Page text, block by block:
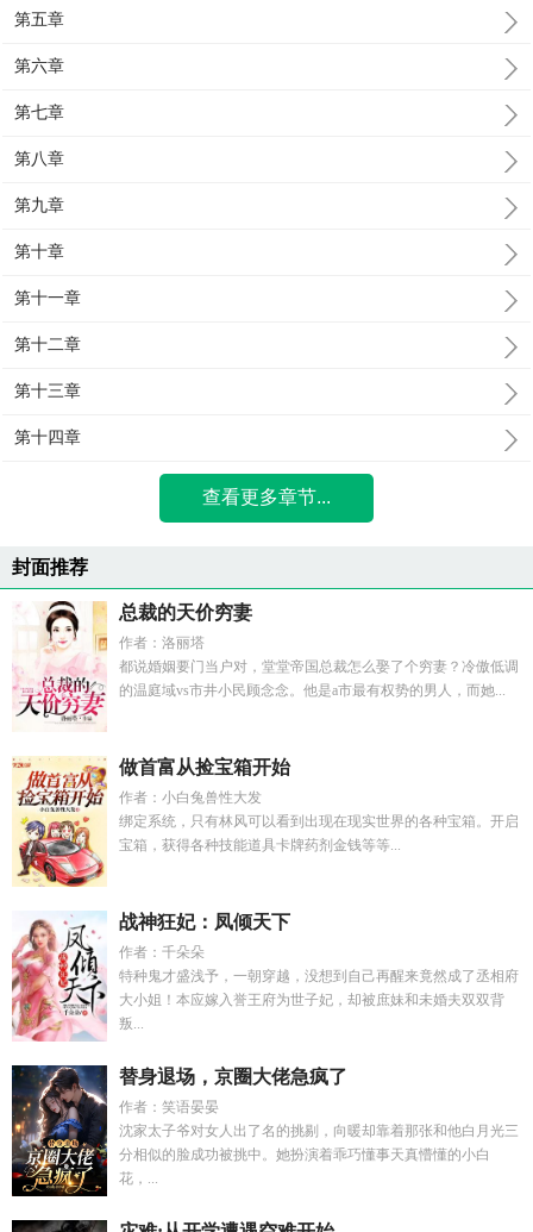
第五章
第六章
第七章
第八章
第九章
第十章
第十一章
第十二章
第十三章
第十四章
查看更多章节...
封面推荐
总裁的天价穷妻
作者：洛丽塔
都说婚姻要门当户对，堂堂帝国总裁怎么娶了个穷妻？冷傲低调
的温庭域vs市井小民顾念念。他是a市最有权势的男人，而她...
做首富从捡宝箱开始
作者：小白兔兽性大发
绑定系统，只有林风可以看到出现在现实世界的各种宝箱。开启
宝箱，获得各种技能道具卡牌药剂金钱等等...
战神狂妃：凤倾天下
作者：千朵朵
特种鬼才盛浅予，一朝穿越，没想到自己再醒来竟然成了丞相府
大小姐！本应嫁入誉王府为世子妃，却被庶妹和未婚夫双双背
叛...
替身退场，京圈大佬急疯了
作者：笑语晏晏
沈家太子爷对女人出了名的挑剔，向暖却靠着那张和他白月光三
分相似的脸成功被挑中。她扮演着乖巧懂事天真懵懂的小白
花，...